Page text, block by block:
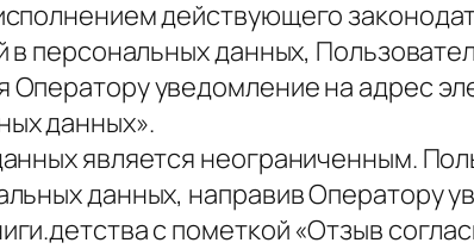
действующего
персональных данных,
уведомление на адрес
данных».
является неограниченным.
данных, направив Оператору
с пометкой «Отзыв